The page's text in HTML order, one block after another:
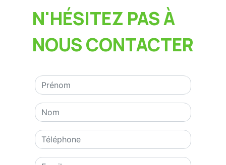
N'HÉSITEZ PAS À
NOUS CONTACTER